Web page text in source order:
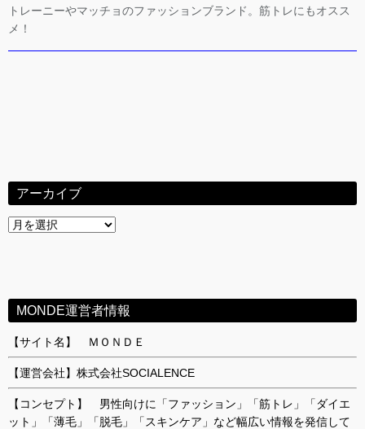
トレーニーやマッチョのファッションブランド。筋トレにもオスス
メ！
アーカイブ
ア
MONDE運営者情報
【サイト名】 ＭＯＮＤＥ
【運営会社】株式会社SOCIALENCE
【コンセプト】 男性向けに「ファッション」「筋トレ」「ダイエ
ット」「薄毛」「脱毛」「スキンケア」など幅広い情報を発信して